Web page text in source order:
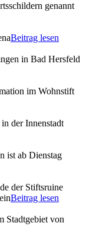
genannt
Beitrag lesen
in Bad Hersfeld
im Wohnstift
der Innenstadt
ist ab Dienstag
der Stiftsruine
Beitrag lesen
Stadtgebiet von